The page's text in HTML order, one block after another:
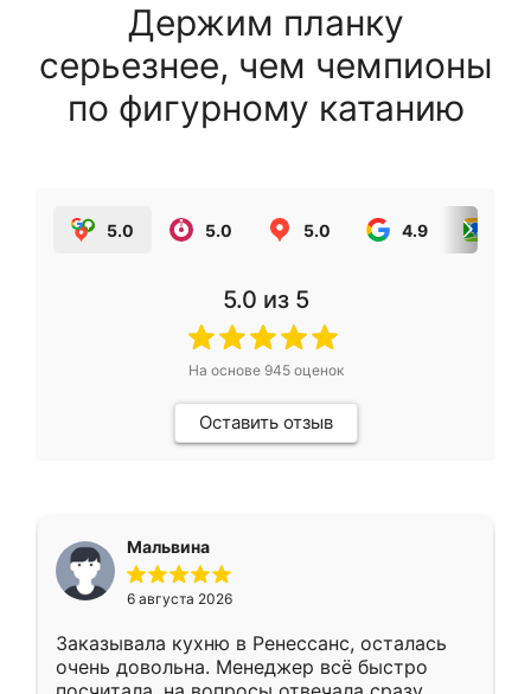
Держим планку
серьезнее, чем чемпионы
по фигурному катанию
5.0 5.0 5.0 4.9
5.0 из 5
На основе 945оценок
Оставить отзыв
Мальвина
6 августа 2026
Заказывала кухню в Ренессанс, осталась
очень довольна. Менеджер всё быстро